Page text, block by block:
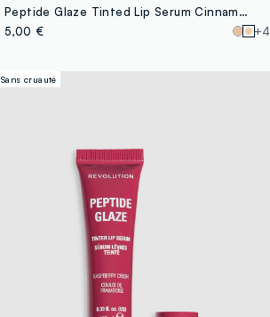
Peptide Glaze Tinted Lip Serum Cinnamon Roll
5,00 €
+4
Sans cruauté